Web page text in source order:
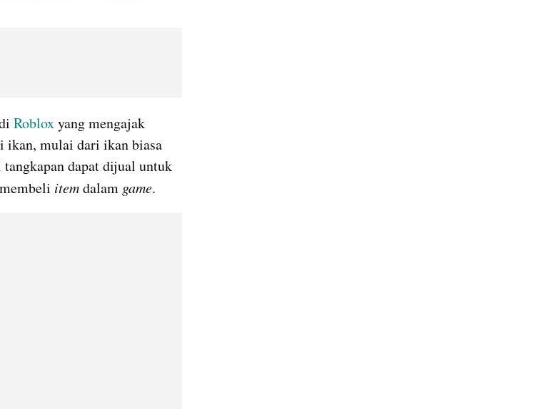
Roblox yang mengajak
ikan, mulai dari ikan biasa
dapat dijual untuk
item dalam game.